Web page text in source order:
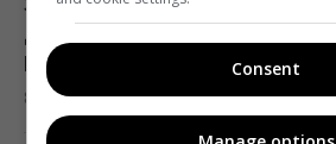
Жодну балістичну ракету
Повітряні сили розкрили
атаки росіян
дідусь: Зеленський розкрив
РФ
8 серпня 2026, 10:28
Consent